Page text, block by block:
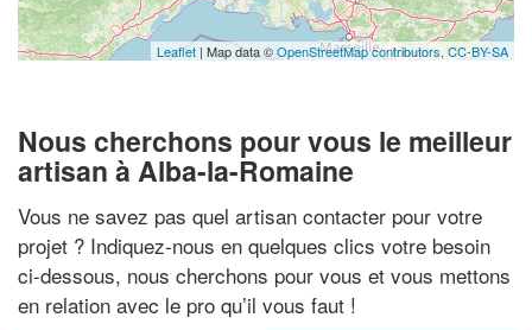
Leaflet | Map data ©OpenStreetMap contributors, CC-BY-SA
Nous cherchons pour vous le meilleur
artisan à Alba-la-Romaine
Vous ne savez pas quel artisan contacter pour votre
projet ? Indiquez-nous en quelques clics votre besoin
ci-dessous, nous cherchons pour vous et vous mettons
en relation avec le pro qu’il vous faut !